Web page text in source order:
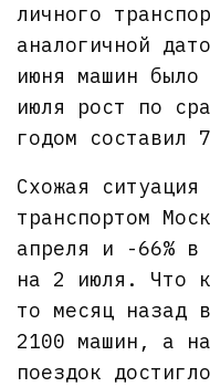
личного
аналогичной
июня машин
июля рост по
годом составил
Схожая
транспортом
апреля и -66% в
на 2 июля. Что
то месяц назад
2100 машин, а
поездок